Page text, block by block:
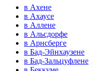
в Ахене
в Ахаусе
в Аллене
в Альсдорфе
в Арнсберге
в Бад-Эйнхаузене
в Бад-Зальцуфлене